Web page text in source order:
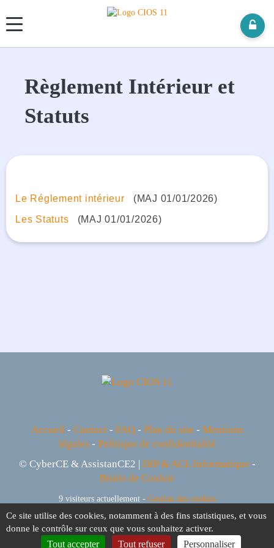
Règlement Intérieur et
Statuts
Le Réglement intérieur
(MAJ 01/01/2026)
Les Statuts (MAJ 01/01/2026)
Accueil- Contact- FAQ- Plan du site - Mentions
légales - Politique de confidentialité
© CyberCE & AssistanCE2 | DIP & ACL Informatique -
Bruits de Couloir
9 visiteurs actuellement - Gestion des cookies
Panneau de gestion des cookies
Ce site utilise des cookies, notamment à des fins statistiques, et vous
donne le contrôle sur ceux que vous souhaitez activer.
Tout accepter Tout refuser Personnaliser